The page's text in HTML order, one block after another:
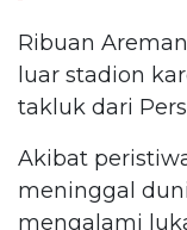
Ribuan
luar stadion
takluk dari
Akibat
meninggal
mengalami